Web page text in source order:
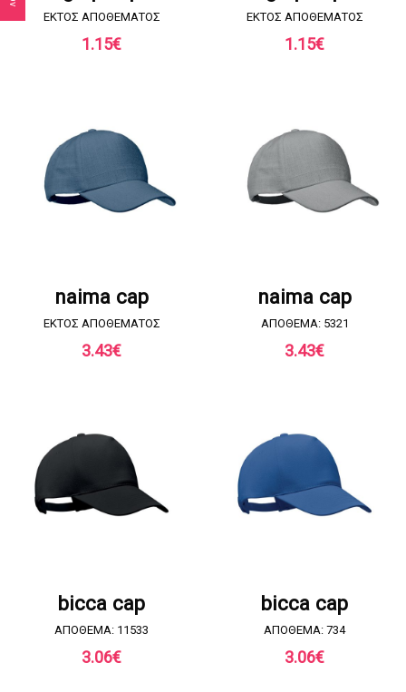
EKTOΣ ΑΠΟΘΕΜΑΤΟΣ
1.15€
EKTOΣ ΑΠΟΘΕΜΑΤΟΣ
1.15€
naima cap
EKTOΣ ΑΠΟΘΕΜΑΤΟΣ
3.43€
naima cap
ΑΠΟΘΕΜΑ: 5321
3.43€
bicca cap
ΑΠΟΘΕΜΑ: 11533
3.06€
bicca cap
ΑΠΟΘΕΜΑ: 734
3.06€